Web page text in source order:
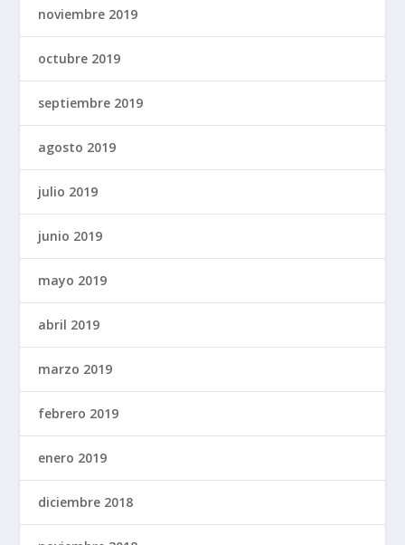
noviembre 2019
octubre 2019
septiembre 2019
agosto 2019
julio 2019
junio 2019
mayo 2019
abril 2019
marzo 2019
febrero 2019
enero 2019
diciembre 2018